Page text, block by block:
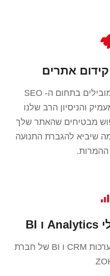
צוותנו מספק פתרונות מובילים בתחום ה- SEO
והניסיון הרב שלנו
מבטיחים שהאתר שלך
שיביא להגברת התנועה
ההמרות.
היננו מומחים בהטמעת מערכות CRM ו BI של חברת